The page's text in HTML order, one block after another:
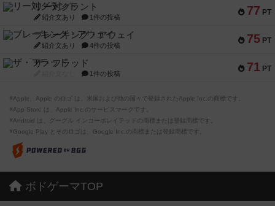
77 PT
リー対グラント
紹介文あり 1件の投稿
75 PT
ブレーキング・アウェイ
紹介文あり 4件の投稿
71 PT
ザ・フラッド
1件の投稿
※Apple、Apple のロゴ は、米国および他の国々で登録されたApple Inc.の商標です。
※App Store は、Apple Inc.のサービスマークです。
※Android は、グーグル インコーポレイテッドの商標または登録商標です。
※Google Play とそのロゴは、Google Inc.の商標または登録商標です。
ボドゲーマTOP